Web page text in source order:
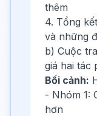
thêm
4. Tổng
và những
b) Cuộc
giá hai tác
Bối cảnh:
- Nhóm 1:
hơn